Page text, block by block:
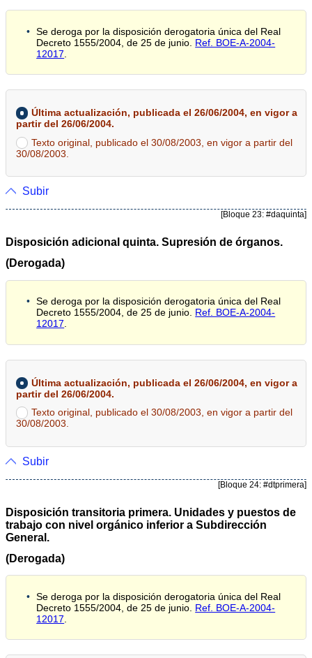
Se deroga por la disposición derogatoria única del Real
Decreto 1555/2004, de 25 de junio. Ref. BOE-A-2004-
12017
Última actualización, publicada el 26/06/2004, en vigor a
partir del 26/06/2004.
Texto original, publicado el 30/08/2003, en vigor a partir del
30/08/2003.
Subir
[Bloque 23: #daquinta]
Disposición adicional quinta. Supresión de órganos.
(Derogada)
Se deroga por la disposición derogatoria única del Real
Decreto 1555/2004, de 25 de junio. Ref. BOE-A-2004-
12017.
Última actualización, publicada el 26/06/2004, en vigor a
partir del 26/06/2004.
Texto original, publicado el 30/08/2003, en vigor a partir del
30/08/2003.
Subir
[Bloque 24: #dtprimera]
Disposición transitoria primera. Unidades y puestos de
trabajo con nivel orgánico inferior a Subdirección
General.
(Derogada)
Se deroga por la disposición derogatoria única del Real
Decreto 1555/2004, de 25 de junio. Ref. BOE-A-2004-
12017